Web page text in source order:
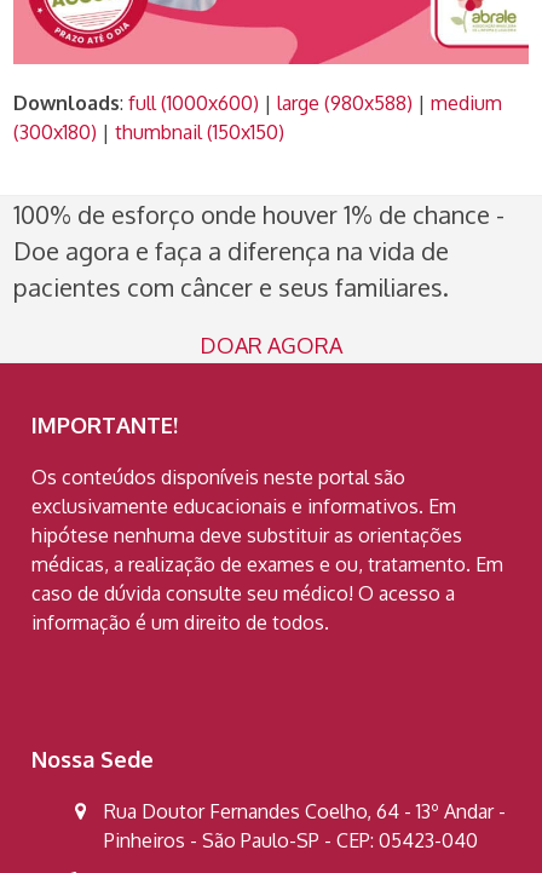
Downloads:full (1000x600) |large (980x588) |medium
(300x180) |thumbnail (150x150)
100% de esforço onde houver 1% de chance -
Doe agora e faça a diferença na vida de
pacientes com câncer e seus familiares.
DOAR AGORA
IMPORTANTE!
Os conteúdos disponíveis neste portal são
exclusivamente educacionais e informativos. Em
hipótese nenhuma deve substituir as orientações
médicas, a realização de exames e ou, tratamento. Em
caso de dúvida consulte seu médico! O acesso a
informação é um direito de todos.
Nossa Sede
Rua Doutor Fernandes Coelho, 64 - 13º Andar -
Pinheiros - São Paulo-SP - CEP: 05423-040